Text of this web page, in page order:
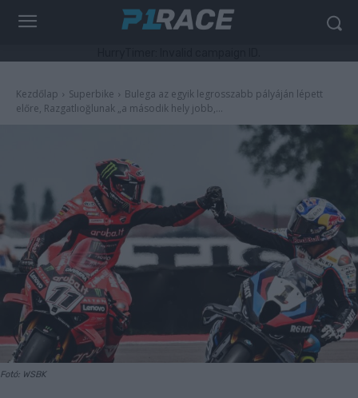
Kezdőlap Superbike
Bulega az egyik legrosszabb pályáján lépett
előre, Razgatlıoğlunak „a második hely jobb,...
Fotó: WSBK